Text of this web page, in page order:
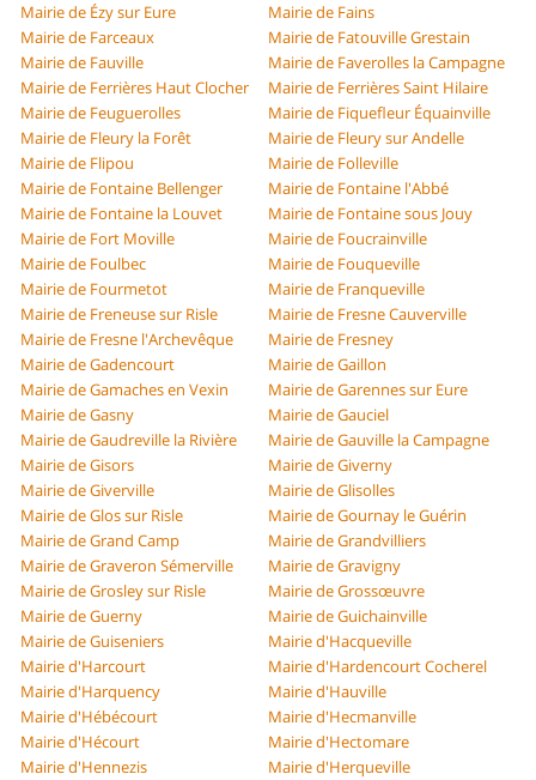
Mairie de Ézy sur Eure
Mairie de Fains
Mairie de Farceaux
Mairie de Fatouville Grestain
Mairie de Fauville
Mairie de Faverolles la Campagne
Mairie de Ferrières Haut Clocher
Mairie de Ferrières Saint Hilaire
Mairie de Feuguerolles
Mairie de Fiquefleur Équainville
Mairie de Fleury la Forêt
Mairie de Fleury sur Andelle
Mairie de Flipou
Mairie de Folleville
Mairie de Fontaine Bellenger
Mairie de Fontaine l'Abbé
Mairie de Fontaine la Louvet
Mairie de Fontaine sous Jouy
Mairie de Fort Moville
Mairie de Foucrainville
Mairie de Foulbec
Mairie de Fouqueville
Mairie de Fourmetot
Mairie de Franqueville
Mairie de Freneuse sur Risle
Mairie de Fresne Cauverville
Mairie de Fresne l'Archevêque
Mairie de Fresney
Mairie de Gadencourt
Mairie de Gaillon
Mairie de Gamaches en Vexin
Mairie de Garennes sur Eure
Mairie de Gasny
Mairie de Gauciel
Mairie de Gaudreville la Rivière
Mairie de Gauville la Campagne
Mairie de Gisors
Mairie de Giverny
Mairie de Giverville
Mairie de Glisolles
Mairie de Glos sur Risle
Mairie de Gournay le Guérin
Mairie de Grand Camp
Mairie de Grandvilliers
Mairie de Graveron Sémerville
Mairie de Gravigny
Mairie de Grosley sur Risle
Mairie de Grossœuvre
Mairie de Guerny
Mairie de Guichainville
Mairie de Guiseniers
Mairie d'Hacqueville
Mairie d'Harcourt
Mairie d'Hardencourt Cocherel
Mairie d'Harquency
Mairie d'Hauville
Mairie d'Hébécourt
Mairie d'Hecmanville
Mairie d'Hécourt
Mairie d'Hectomare
Mairie d'Hennezis
Mairie d'Herqueville